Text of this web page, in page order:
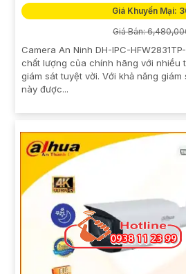
Giá Khuyến Mại:
Giá Bán:
Camera An Ninh DH-IPC-
chất lượng của chính hãng với nhiều
giám sát tuyệt vời. Với khả năng
này được...